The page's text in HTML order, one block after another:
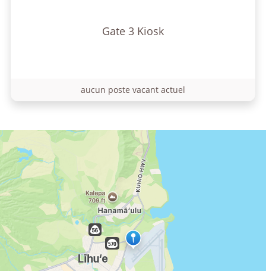
Gate 3 Kiosk
aucun poste vacant actuel